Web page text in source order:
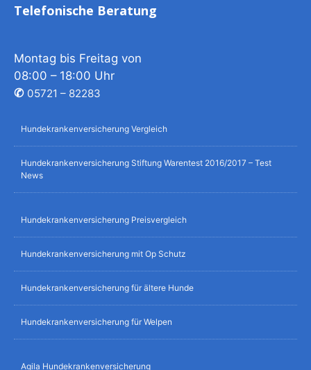
Telefonische Beratung
Montag bis Freitag von
08:00 – 18:00 Uhr
✆ 05721 – 82283
Hundekrankenversicherung Vergleich
Hundekrankenversicherung Stiftung Warentest 2016/2017 – Test
News
Hundekrankenversicherung Preisvergleich
Hundekrankenversicherung mit Op Schutz
Hundekrankenversicherung für ältere Hunde
Hundekrankenversicherung für Welpen
Agila Hundekrankenversicherung